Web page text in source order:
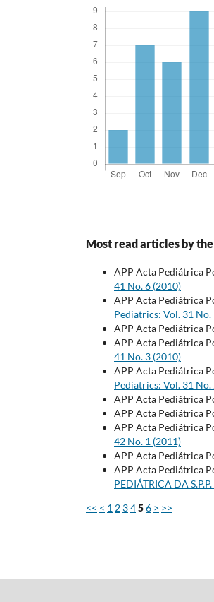
Most read articles by
APP Acta Pediátrica
41 No. 6 (2010)
APP Acta Pediátrica
Pediatrics: Vol. 31 No.
APP Acta Pediátrica
APP Acta Pediátrica
41 No. 3 (2010)
APP Acta Pediátrica
Pediatrics: Vol. 31 No.
APP Acta Pediátrica
APP Acta Pediátrica
APP Acta Pediátrica
42 No. 1 (2011)
APP Acta Pediátrica
APP Acta Pediátrica
PEDIÁTRICA DA S.P.P.
<< < 1 2 3456 > >>